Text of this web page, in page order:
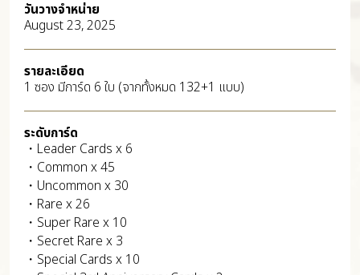
วันวางจำหน่าย
August 23, 2025
รายละเอียด
1 ซอง มีการ์ด 6 ใบ (จากทั้งหมด 132+1 แบบ)
ระดับการ์ด
・Leader Cards x 6
・Common x 45
・Uncommon x 30
・Rare x 26
・Super Rare x 10
・Secret Rare x 3
・Special Cards x 10